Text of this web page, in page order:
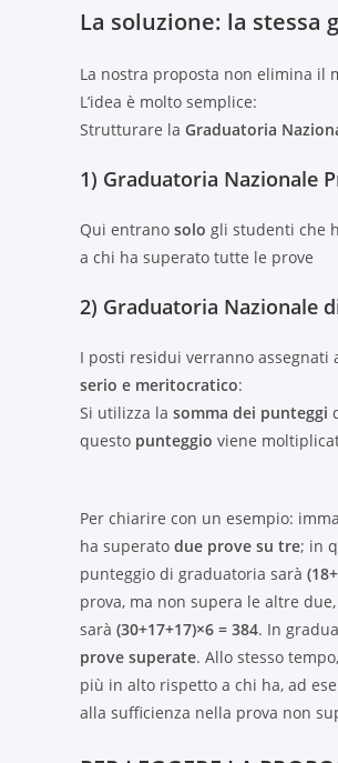
La soluzione: la stessa
La nostra proposta non elimina il
L’idea è molto semplice:
Strutturare la Graduatoria
1) Graduatoria Nazionale
Qui entrano solo gli studenti che
a chi ha superato tutte le prove
2) Graduatoria Nazionale
I posti residui verranno
serio e meritocratico:
Si utilizza la somma dei punteggi
questo punteggio viene
Per chiarire con un esempio:
ha superato due prove su tre; in
punteggio di graduatoria sarà
prova, ma non supera le altre
sarà (30+17+17)×6 = 384. In
prove superate. Allo stesso
più in alto rispetto a chi ha, ad
alla sufficienza nella prova non